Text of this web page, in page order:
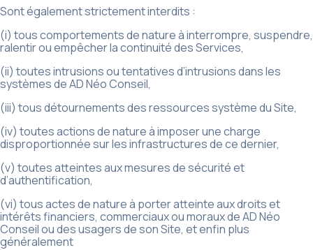
Sont également strictement interdits :
(i) tous comportements de nature à interrompre, suspendre,
ralentir ou empêcher la continuité des Services,
(ii) toutes intrusions ou tentatives d’intrusions dans les
systèmes de AD Néo Conseil,
(iii) tous détournements des ressources système du Site,
(iv) toutes actions de nature à imposer une charge
disproportionnée sur les infrastructures de ce dernier,
(v) toutes atteintes aux mesures de sécurité et
d’authentification,
(vi) tous actes de nature à porter atteinte aux droits et
intérêts financiers, commerciaux ou moraux de AD Néo
Conseil ou des usagers de son Site, et enfin plus
généralement